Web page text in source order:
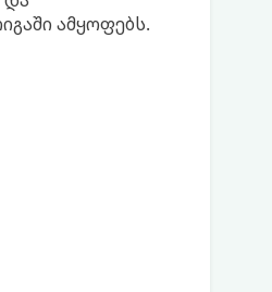
ამყოფებს.